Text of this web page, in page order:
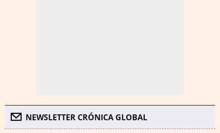
NEWSLETTER CRÓNICA GLOBAL